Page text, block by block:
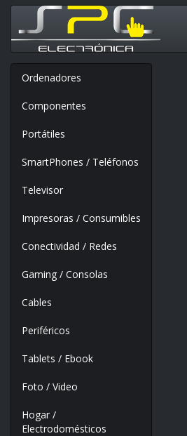
Ordenadores
Componentes
Portátiles
SmartPhones / Teléfonos
Televisor
Impresoras / Consumibles
Conectividad / Redes
Gaming / Consolas
Cables
Periféricos
Tablets / Ebook
Foto / Video
Hogar /
Electrodomésticos